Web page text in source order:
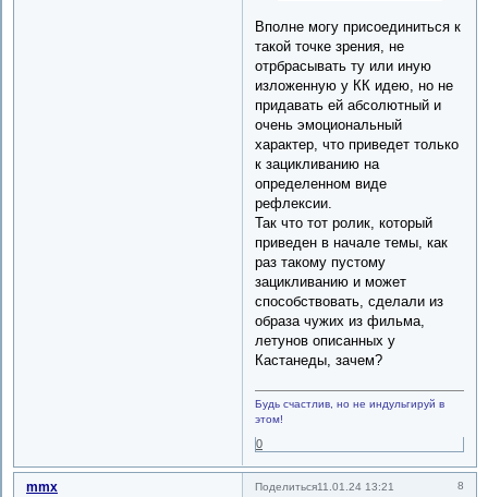
Вполне могу присоединиться к
такой точке зрения, не
отрбрасывать ту или иную
изложенную у КК идею, но не
придавать ей абсолютный и
очень эмоциональный
характер, что приведет только
к зацикливанию на
определенном виде
рефлексии.
Так что тот ролик, который
приведен в начале темы, как
раз такому пустому
зацикливанию и может
способствовать, сделали из
образа чужих из фильма,
летунов описанных у
Кастанеды, зачем?
Будь счастлив, но не индульгируй в
этом!
0
Поделиться 8
11.01.24 13:21
mmx